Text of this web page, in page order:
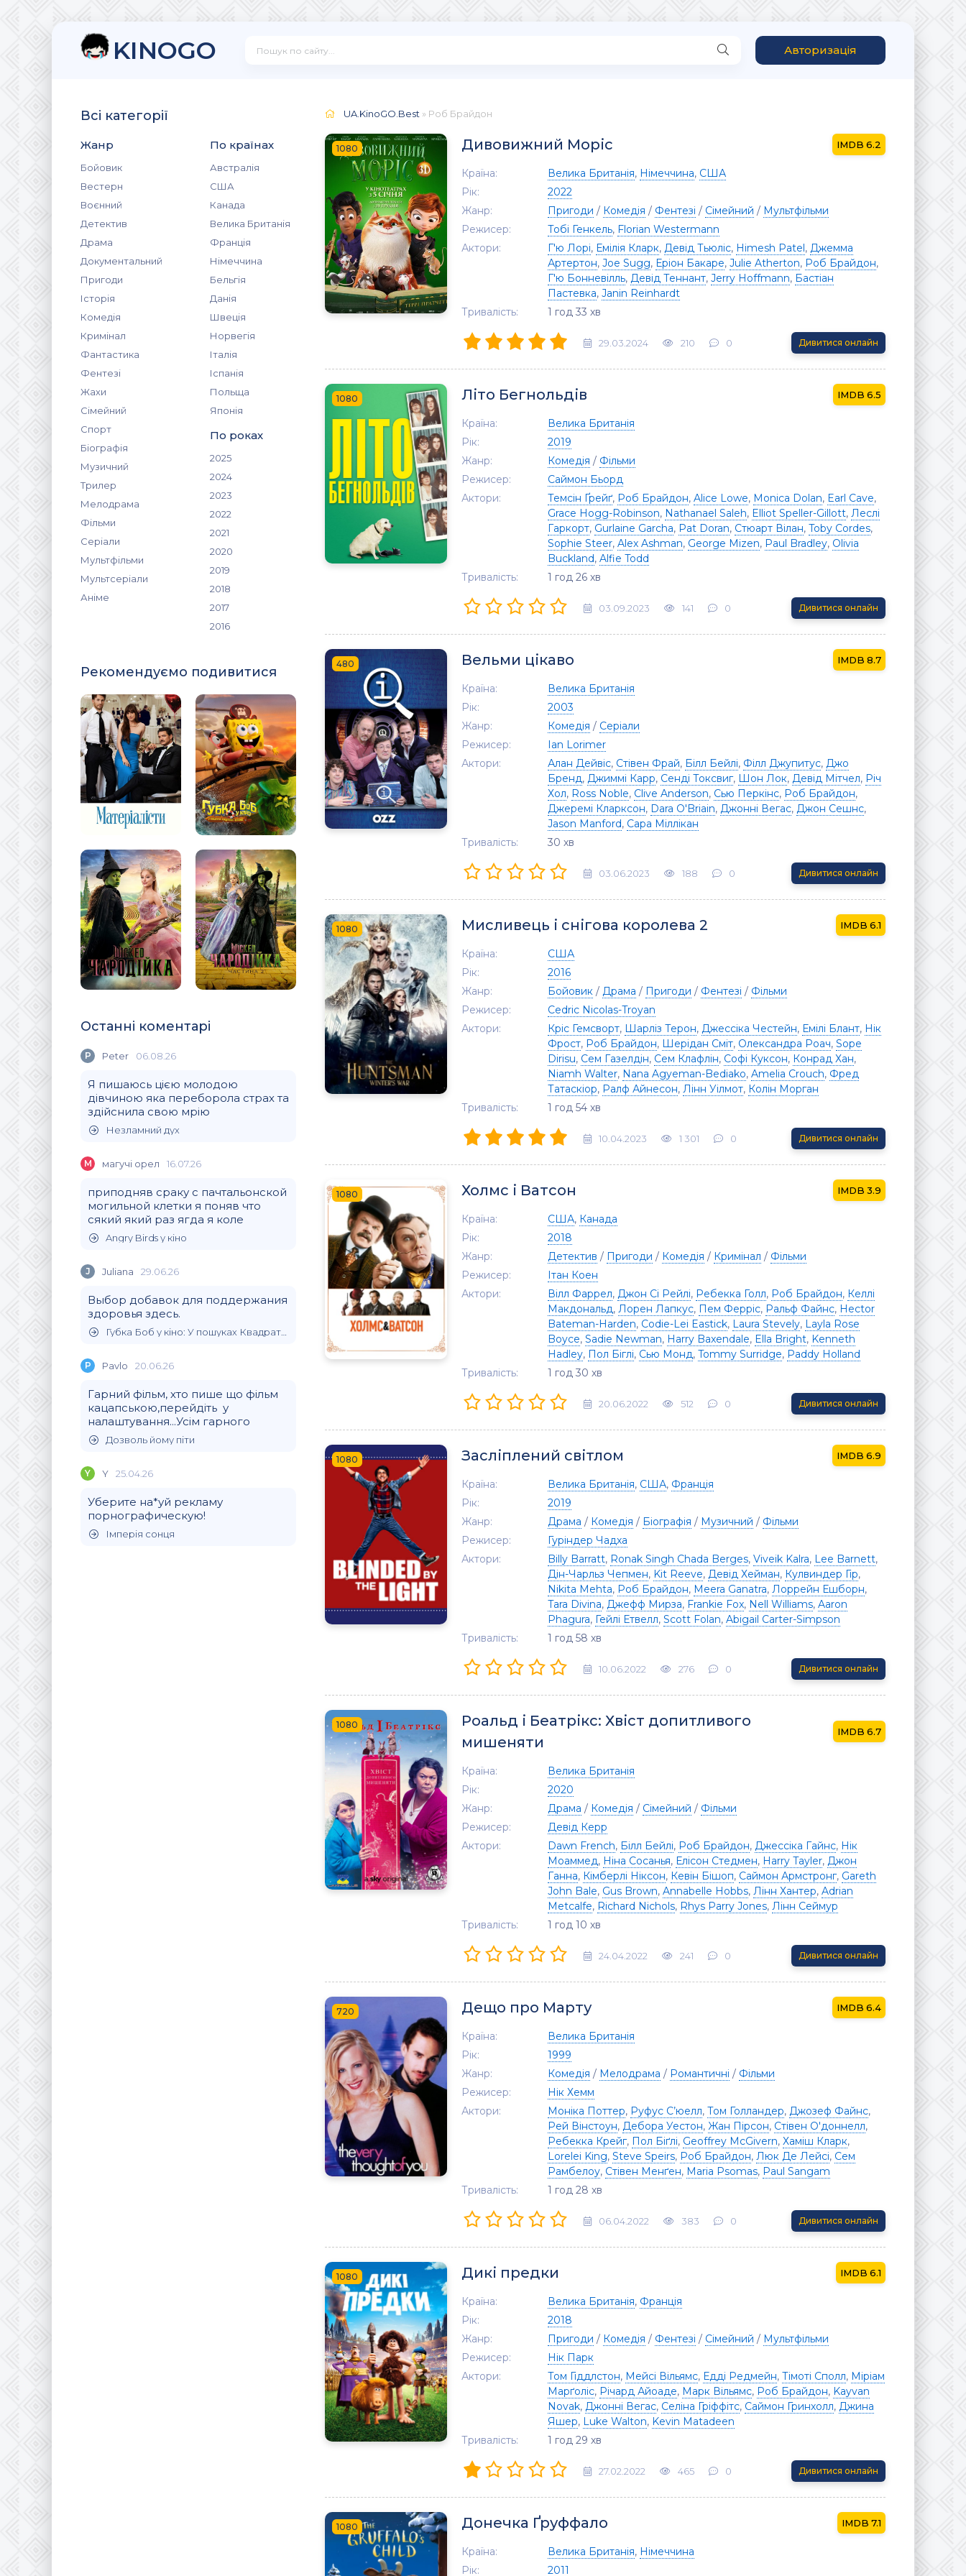
KINOGO Авторизація
Всі категорії
Жанр
Бойовик
Вестерн
Воєнний
Детектив
Драма
Документальний
Пригоди
Історія
Комедія
Кримінал
Фантастика
Фентезі
Жахи
Сімейний
Спорт
Біографія
Музичний
Трилер
Мелодрама
Фільми
Серіали
Мультфільми
Мультсеріали
Аніме
По країнах
Австралія
США
Канада
Велика Британія
Франція
Німеччина
Бельгія
Данія
Швеція
Норвегія
Італія
Іспанія
Польща
Японія
По роках
2025
2024
2023
2022
2021
2020
2019
2018
2017
2016
Рекомендуємо подивитися
Останні коментарі
P Peter 06.08.26
Я пишаюсь цією молодою
дівчиною яка переборола страх та
здійснила свою мрію
Незламний дух
М магучi орел 16.07.26
приподняв сраку с пачтальонской
могильной клетки я поняв что
сякий який раз ягда я коле
Angry Birds у кіно
J Juliana 29.06.26
Выбор добавок для поддержания
здоровья здесь.
Губка Боб у кіно: У пошуках Квадратних Штанів
P Pavlo 20.06.26
Гарний фільм, хто пише що фільм
кацапською,перейдіть у
налаштування...Усім гарного
Дозволь йому піти
Y Y 25.04.26
Уберите на*уй рекламу
порнографическую!
Імперія сонця
UA.KinoGO.Best » Роб Брайдон
1080 Дивовижний Моріс 6.2
Країна: Велика Британія, Німеччина, США
Рік:
2022
Жанр:
Пригоди / Комедія / Фентезі / Сімейний / Мультфільми
Режисер:
Тобі Генкель, Florian Westermann
Актори:
Г'ю Лорі, Емілія Кларк, Девід Тьюліс, Himesh Patel, Джемма
Артертон, Joe Sugg, Еріон Бакаре, Julie Atherton, Роб Брайдон,
Г'ю Бонневілль, Девід Теннант, Jerry Hoffmann, Бастіан
Пастевка, Janin Reinhardt
Тривалість:
1 год 33 хв
29.03.2024 210 0 Дивитися онлайн
1080 Літо Бегнольдів 6.5
Країна:
Велика Британія
Рік:
2019
Жанр:
Комедія / Фільми
Режисер:
Саймон Бьорд
Актори:
Темсін Ґрейґ, Роб Брайдон, Alice Lowe, Monica Dolan, Earl Cave,
Grace Hogg-Robinson, Nathanael Saleh, Elliot Speller-Gillott, Леслі
Гаркорт, Gurlaine Garcha, Pat Doran, Стюарт Вілан, Toby Cordes,
Sophie Steer, Alex Ashman, George Mizen, Paul Bradley, Olivia
Buckland, Alfie Todd
Тривалість:
1 год 26 хв
03.09.2023 141 0 Дивитися онлайн
480 Вельми цікаво 8.7
Країна:
Велика Британія
Рік:
2003
Жанр:
Комедія / Серіали
Режисер:
Ian Lorimer
Актори:
Алан Дейвіс, Стівен Фрай, Білл Бейлі, Філл Джупитус, Джо
Бренд, Джиммі Карр, Сенді Токсвиг, Шон Лок, Девід Мітчел, Річ
Хол, Ross Noble, Clive Anderson, Сью Перкінс, Роб Брайдон,
Джеремі Кларксон, Dara O'Briain, Джонні Вегас, Джон Сешнс,
Jason Manford, Сара Міллікан
Тривалість:
30 хв
03.06.2023 188 0 Дивитися онлайн
1080 Мисливець і снігова королева 2 6.1
Країна:
США
Рік:
2016
Жанр:
Бойовик / Драма / Пригоди / Фентезі / Фільми
Режисер:
Cedric Nicolas-Troyan
Актори:
Кріс Гемсворт, Шарліз Терон, Джессіка Честейн, Емілі Блант, Нік
Фрост, Роб Брайдон, Шерідан Сміт, Олександра Роач, Sope
Dirisu, Сем Газелдін, Сем Клафлін, Софі Куксон, Конрад Хан,
Niamh Walter, Nana Agyeman-Bediako, Amelia Crouch, Фред
Татаскіор, Ралф Айнесон, Лінн Уілмот, Колін Морган
Тривалість:
1 год 54 хв
10.04.2023 1 301 0 Дивитися онлайн
1080 Холмс і Ватсон 3.9
Країна: США, Канада
Рік:
2018
Жанр:
Детектив / Пригоди / Комедія / Кримінал / Фільми
Режисер:
Ітан Коен
Актори:
Вілл Фаррел, Джон Сі Рейлі, Ребекка Голл, Роб Брайдон, Келлі
Макдональд, Лорен Лапкус, Пем Ферріс, Ральф Файнс, Hector
Bateman-Harden, Codie-Lei Eastick, Laura Stevely, Layla Rose
Boyce, Sadie Newman, Harry Baxendale, Ella Bright, Kenneth
Hadley, Пол Біглі, Сью Монд, Tommy Surridge, Paddy Holland
Тривалість:
1 год 30 хв
20.06.2022 512 0 Дивитися онлайн
1080 Засліплений світлом 6.9
Країна: Велика Британія, США, Франція
Рік:
2019
Жанр:
Драма / Комедія / Біографія / Музичний / Фільми
Режисер:
Гуріндер Чадха
Актори:
Billy Barratt, Ronak Singh Chada Berges, Viveik Kalra, Lee Barnett,
Дін-Чарльз Чепмен, Kit Reeve, Девід Хейман, Кулвиндер Гір,
Nikita Mehta, Роб Брайдон, Meera Ganatra, Лоррейн Ешборн,
Tara Divina, Джефф Мирза, Frankie Fox, Nell Williams, Aaron
Phagura, Гейлі Етвелл, Scott Folan, Abigail Carter-Simpson
Тривалість:
1 год 58 хв
10.06.2022 276 0 Дивитися онлайн
1080
Роальд і Беатрікс: Хвіст допитливого
мишеняти
6.7
Країна:
Велика Британія
Рік:
2020
Жанр:
Драма / Комедія / Сімейний / Фільми
Режисер:
Девід Керр
Актори:
Dawn French, Білл Бейлі, Роб Брайдон, Джессіка Гайнс, Нік
Моаммед, Ніна Сосанья, Елісон Стедмен, Harry Tayler, Джон
Ганна, Кімберлі Ніксон, Кевін Бішоп, Саймон Армстронг, Gareth
John Bale, Gus Brown, Annabelle Hobbs, Лінн Хантер, Adrian
Metcalfe, Richard Nichols, Rhys Parry Jones, Лінн Сеймур
Тривалість:
1 год 10 хв
24.04.2022 241 0 Дивитися онлайн
720 Дещо про Марту 6.4
Країна:
Велика Британія
Рік:
1999
Жанр:
Комедія / Мелодрама / Романтичні / Фільми
Режисер:
Нік Хемм
Актори:
Моніка Поттер, Руфус С’юелл, Том Голландер, Джозеф Файнс,
Рей Вінстоун, Дебора Уестон, Жан Пірсон, Стівен О'доннелл,
Ребекка Крейг, Пол Біґлі, Geoffrey McGivern, Хаміш Кларк,
Lorelei King, Steve Speirs, Роб Брайдон, Люк Де Лейсі, Сем
Рамбелоу, Стівен Менґен, Maria Psomas, Paul Sangam
Тривалість:
1 год 28 хв
06.04.2022 383 0 Дивитися онлайн
1080 Дикі предки 6.1
Країна: Велика Британія, Франція
Рік:
2018
Жанр:
Пригоди / Комедія / Фентезі / Сімейний / Мультфільми
Режисер:
Нік Парк
Актори:
Том Гіддлстон, Мейсі Вільямс, Едді Редмейн, Тімоті Сполл, Міріам
Марґоліс, Річард Айоаде, Марк Вільямс, Роб Брайдон, Kayvan
Novak, Джонні Вегас, Селіна Гріффітс, Саймон Гринхолл, Джина
Яшер, Luke Walton, Kevin Matadeen
Тривалість:
1 год 29 хв
27.02.2022 465 0 Дивитися онлайн
1080 Донечка Ґруффало 7.1
Країна: Велика Британія, Німеччина
Рік:
2011